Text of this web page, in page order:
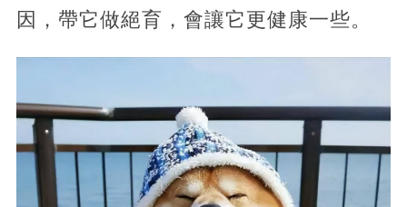
因，帶它做絕育，會讓它更健康一些。